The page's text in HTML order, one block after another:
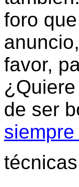
foro
favor,
¿Quiere
de ser